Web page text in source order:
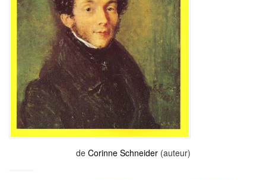
de Corinne Schneider(auteur)